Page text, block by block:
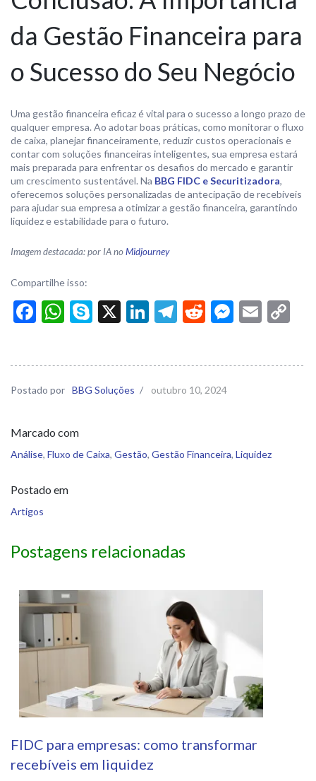
da Gestão Financeira para
o Sucesso do Seu Negócio
Uma gestão financeira eficaz é vital para o sucesso a longo prazo de
qualquer empresa. Ao adotar boas práticas, como monitorar o fluxo
de caixa, planejar financeiramente, reduzir custos operacionais e
contar com soluções financeiras inteligentes, sua empresa estará
mais preparada para enfrentar os desafios do mercado e garantir
um crescimento sustentável. Na BBG FIDC e Securitizadora,
oferecemos soluções personalizadas de antecipação de recebíveis
para ajudar sua empresa a otimizar a gestão financeira, garantindo
liquidez e estabilidade para o futuro.
Imagem destacada: por IA noMidjourney
Compartilhe isso:
Facebook
WhatsApp
Skype
X LinkedIn
Telegram
RedditEmail
Postado por BBG Soluções / outubro 10, 2024
Marcado com
Análise, Fluxo de Caixa, Gestão, Gestão Financeira, Liquidez
Postado em
Artigos
Postagens relacionadas
FIDC para empresas: como transformar
recebíveis em liquidez